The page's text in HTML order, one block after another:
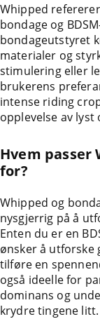
Whipped
bondage og
bondageutstyret
materialer og
stimulering eller
brukerens
intense riding
opplevelse av lyst
Hvem passer
for?
Whipped og
nysgjerrig på å
Enten du er en
ønsker å utforske
tilføre en
også ideelle for
dominans og
krydre tingene litt.